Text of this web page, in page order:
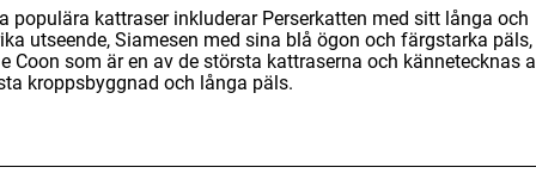
populära kattraser inkluderar Perserkatten med sitt långa och
utseende, Siamesen med sina blå ögon och färgstarka
Coon som är en av de största kattraserna och kännetecknas
kroppsbyggnad och långa päls.